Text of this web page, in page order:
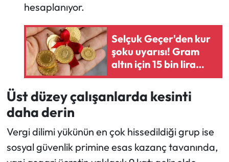
hesaplanıyor.
Selçuk Geçer'den kur
şoku uyarısı! Gram
altın için 15 bin lira
senaryosu mümkün
mü?
Üst düzey çalışanlarda kesinti
daha derin
Vergi dilimi yükünün en çok hissedildiği grup ise
sosyal güvenlik primine esas kazanç tavanında,